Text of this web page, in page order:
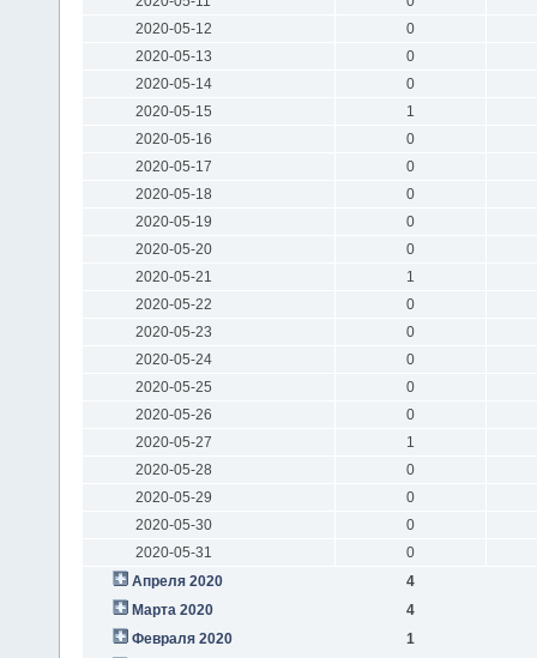
2020-05-12
0
2020-05-13
0
2020-05-14
0
2020-05-15
1
2020-05-16
0
2020-05-17
0
2020-05-18
0
2020-05-19
0
2020-05-20
0
2020-05-21
1
2020-05-22
0
2020-05-23
0
2020-05-24
0
2020-05-25
0
2020-05-26
0
2020-05-27
1
2020-05-28
0
2020-05-29
0
2020-05-30
0
2020-05-31
0
Апреля 2020
4
Марта 2020
4
Февраля 2020
1